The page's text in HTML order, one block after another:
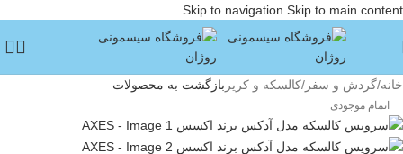
Skip to navigation Skip to main content
خانه/گردش و سفر /کالسکه و کریر بازگشت به محصولات
اتمام موجودی